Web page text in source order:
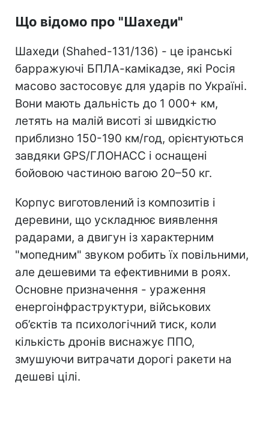
Що відомо про "Шахеди"
Шахеди (Shahed-131/136) - це іранські
барражуючі БПЛА-камікадзе, які Росія
масово застосовує для ударів по Україні.
Вони мають дальність до 1 000+ км,
летять на малій висоті зі швидкістю
приблизно 150-190 км/год, орієнтуються
завдяки GPS/ГЛОНАСС і оснащені
бойовою частиною вагою 20–50 кг.
Корпус виготовлений із композитів і
деревини, що ускладнює виявлення
радарами, а двигун із характерним
"мопедним" звуком робить їх повільними,
але дешевими та ефективними в роях.
Основне призначення - ураження
енергоінфраструктури, військових
об’єктів та психологічний тиск, коли
кількість дронів виснажує ППО,
змушуючи витрачати дорогі ракети на
дешеві цілі.